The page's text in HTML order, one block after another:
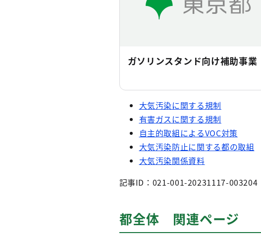
ガソリンスタンド向け補助事業
大気汚染に関する規制
有害ガスに関する規制
自主的取組によるVOC対策
大気汚染防止に関する都の取組
大気汚染関係資料
記事ID：021-001-20231117-003204
都全体 関連ページ